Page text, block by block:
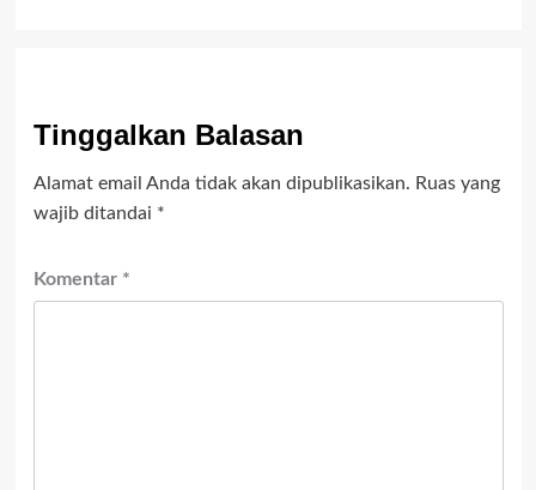
Tinggalkan Balasan
Alamat email Anda tidak akan dipublikasikan. Ruas yang
wajib ditandai *
Komentar *